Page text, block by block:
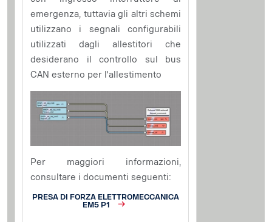
emergenza, tuttavia gli altri schemi
utilizzano i segnali configurabili
utilizzati dagli allestitori che
desiderano il controllo sul bus
CAN esterno per l'allestimento
Per maggiori informazioni,
consultare i documenti seguenti:
PRESA DI FORZA ELETTROMECCANICA
EM5 P1